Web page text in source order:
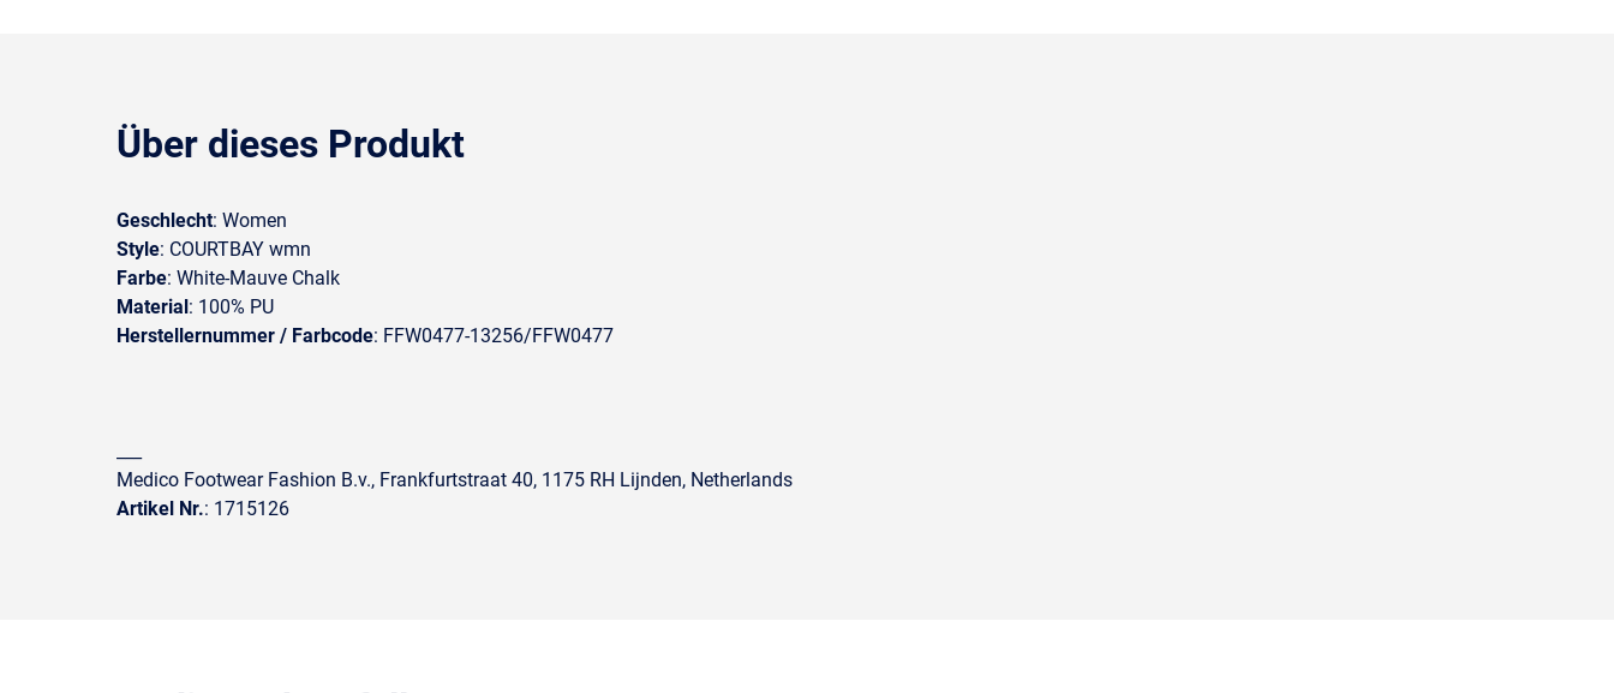
Über dieses Produkt
Geschlecht: Women
Style: COURTBAY wmn
Farbe: White-Mauve Chalk
Material: 100% PU
Herstellernummer / Farbcode: FFW0477-13256/FFW0477
Medico Footwear Fashion B.v., Frankfurtstraat 40, 1175 RH Lijnden, Netherlands
Artikel Nr.: 1715126